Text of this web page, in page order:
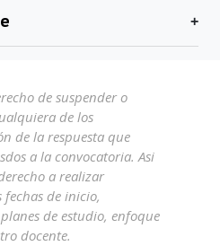
de suspender o
de los
de la respuesta que
a la convocatoria. Asi
a realizar
de inicio,
de estudio, enfoque
docente.